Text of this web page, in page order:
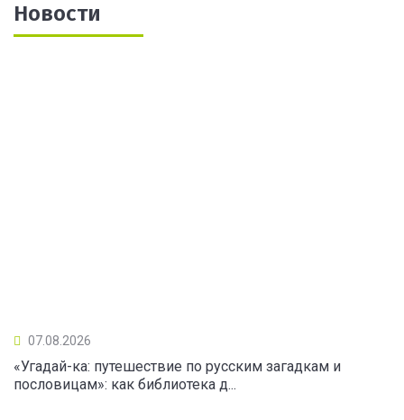
Новости
07.08.2026
«Угадай-ка: путешествие по русским загадкам и
пословицам»: как библиотека д...